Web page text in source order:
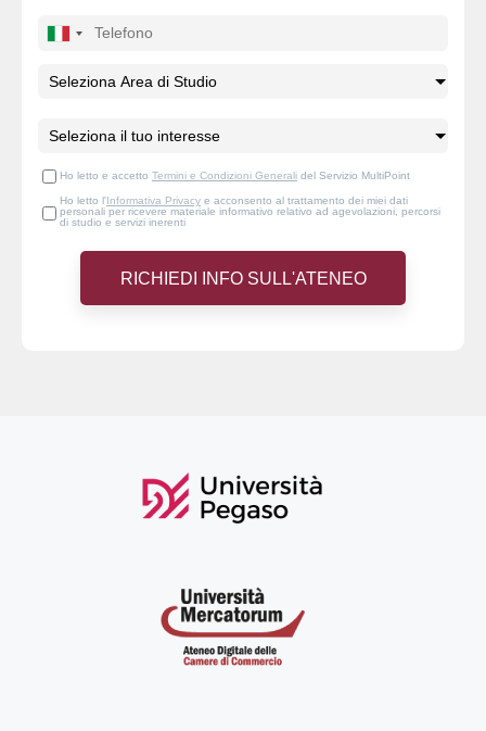
Ho letto e accetto Termini e Condizioni Generali del Servizio MultiPoint
Ho letto l' Informativa Privacy e acconsento al trattamento dei miei dati
personali per ricevere materiale informativo relativo ad agevolazioni, percorsi
di studio e servizi inerenti